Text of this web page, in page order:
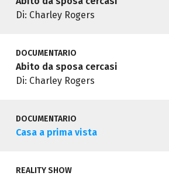
Di: Charley Rogers
DOCUMENTARIO
Abito da sposa cercasi
Di: Charley Rogers
DOCUMENTARIO
Casa a prima vista
REALITY SHOW